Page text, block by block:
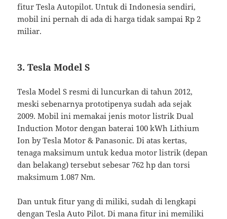
fitur Tesla Autopilot. Untuk di Indonesia sendiri,
mobil ini pernah di ada di harga tidak sampai Rp 2
miliar.
3. Tesla Model S
Tesla Model S resmi di luncurkan di tahun 2012,
meski sebenarnya prototipenya sudah ada sejak
2009. Mobil ini memakai jenis motor listrik Dual
Induction Motor dengan baterai 100 kWh Lithium
Ion by Tesla Motor & Panasonic. Di atas kertas,
tenaga maksimum untuk kedua motor listrik (depan
dan belakang) tersebut sebesar 762 hp dan torsi
maksimum 1.087 Nm.
Dan untuk fitur yang di miliki, sudah di lengkapi
dengan Tesla Auto Pilot. Di mana fitur ini memiliki